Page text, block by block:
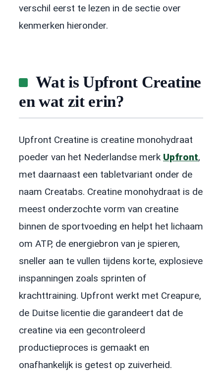
verschil eerst te lezen in de sectie over
kenmerken hieronder.
Wat is Upfront Creatine
en wat zit erin?
Upfront Creatine is creatine monohydraat
poeder van het Nederlandse merk Upfront,
met daarnaast een tabletvariant onder de
naam Creatabs. Creatine monohydraat is de
meest onderzochte vorm van creatine
binnen de sportvoeding en helpt het lichaam
om ATP, de energiebron van je spieren,
sneller aan te vullen tijdens korte, explosieve
inspanningen zoals sprinten of
krachttraining. Upfront werkt met Creapure,
de Duitse licentie die garandeert dat de
creatine via een gecontroleerd
productieproces is gemaakt en
onafhankelijk is getest op zuiverheid.